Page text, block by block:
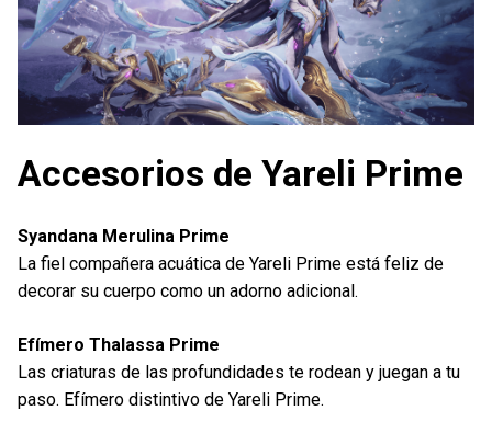
Accesorios de Yareli Prime
Syandana Merulina Prime
La fiel compañera acuática de Yareli Prime está feliz de
decorar su cuerpo como un adorno adicional.
Efímero Thalassa Prime
Las criaturas de las profundidades te rodean y juegan a tu
paso. Efímero distintivo de Yareli Prime.